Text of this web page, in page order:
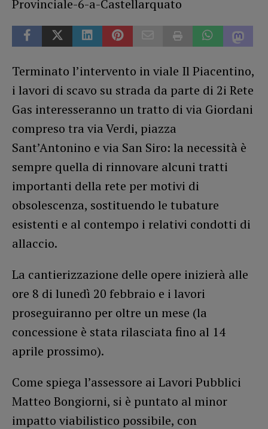
Terminato l’intervento in viale Il Piacentino,
i lavori di scavo su strada da parte di 2i Rete
Gas interesseranno un tratto di via Giordani
compreso tra via Verdi, piazza
Sant’Antonino e via San Siro: la necessità è
sempre quella di rinnovare alcuni tratti
importanti della rete per motivi di
obsolescenza, sostituendo le tubature
esistenti e al contempo i relativi condotti di
allaccio.
La cantierizzazione delle opere inizierà alle
ore 8 di lunedì 20 febbraio e i lavori
proseguiranno per oltre un mese (la
concessione è stata rilasciata fino al 14
aprile prossimo).
Come spiega l’assessore ai Lavori Pubblici
Matteo Bongiorni, si è puntato al minor
impatto viabilistico possibile, con